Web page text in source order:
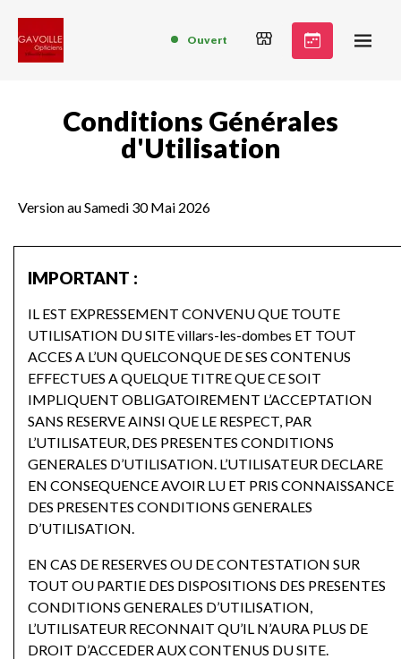
Ouvert
Conditions Générales
d'Utilisation
Version au Samedi 30 Mai 2026
IMPORTANT :
IL EST EXPRESSEMENT CONVENU QUE TOUTE
UTILISATION DU SITE villars-les-dombes ET TOUT
ACCES A L’UN QUELCONQUE DE SES CONTENUS
EFFECTUES A QUELQUE TITRE QUE CE SOIT
IMPLIQUENT OBLIGATOIREMENT L’ACCEPTATION
SANS RESERVE AINSI QUE LE RESPECT, PAR
L’UTILISATEUR, DES PRESENTES CONDITIONS
GENERALES D’UTILISATION. L’UTILISATEUR DECLARE
EN CONSEQUENCE AVOIR LU ET PRIS CONNAISSANCE
DES PRESENTES CONDITIONS GENERALES
D’UTILISATION.
EN CAS DE RESERVES OU DE CONTESTATION SUR
TOUT OU PARTIE DES DISPOSITIONS DES PRESENTES
CONDITIONS GENERALES D’UTILISATION,
L’UTILISATEUR RECONNAIT QU’IL N’AURA PLUS DE
DROIT D’ACCEDER AUX CONTENUS DU SITE.